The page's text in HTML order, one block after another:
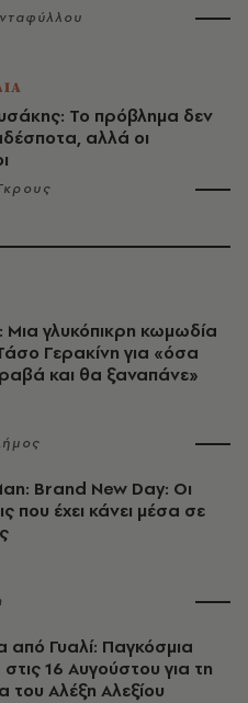
Το πρόβλημα δεν
αλλά οι
γλυκόπικρη κωμωδία
Γερακίνη για «όσα
και θα ξαναπάνε»
Brand New Day: Οι
που έχει κάνει μέσα σε
Γυαλί: Παγκόσμια
16 Αυγούστου για τη
του Αλέξη Αλεξίου